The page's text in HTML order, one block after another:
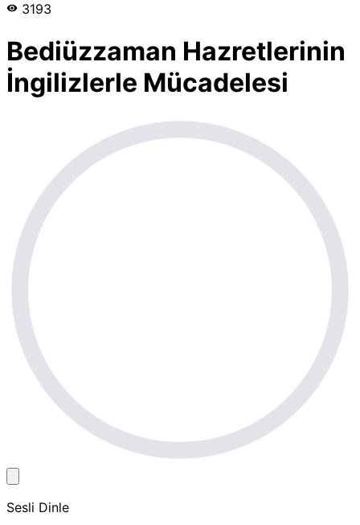
3193
Bediüzzaman Hazretlerinin
İngilizlerle Mücadelesi
Sesli Dinle